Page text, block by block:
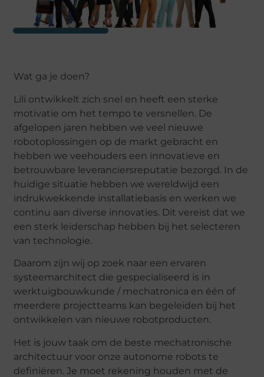
Wat ga je doen?
Lili ontwikkelt zich snel en heeft een sterke
motivatie om het tempo te versnellen. De
afgelopen jaren hebben we veel nieuwe
robotoplossingen op de markt gebracht en
hebben we veehouders een innovatieve en
betrouwbare leveranciersreputatie bezorgd. In de
huidige situatie hebben we wereldwijd een
indrukwekkende installatiebasis en werken we
continu aan diverse innovaties. Dit vereist dat we
een sterk leiderschap hebben bij het selecteren
van technologie.
Daarom zijn wij op zoek naar een ervaren
systeemarchitect die gespecialiseerd is in
werktuigbouwkunde / mechatronica en één of
meerdere projectteams kan begeleiden bij het
ontwikkelen van nieuwe robotproducten.
Het is jouw taak om de beste mechatronische
architectuur voor onze autonome robots te
definiëren. Je moet rekening houden met de